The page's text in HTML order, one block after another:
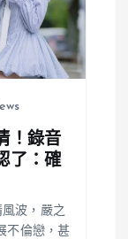
！錄音
了：確
波，嚴之
不倫戀，甚